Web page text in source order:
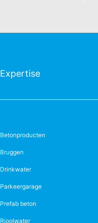
Expertise
Betonproducten
Bruggen
Drinkwater
Parkeergarage
Prefab beton
Rioolwater